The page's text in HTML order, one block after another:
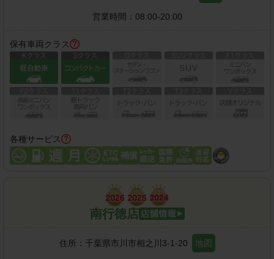
営業時間： 08:00-20:00
保有車両クラス
各種サービス
南行徳店
住所： 千葉県市川市相之川3-1-20 地図